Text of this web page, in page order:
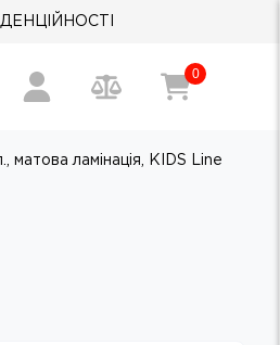
0
ламінація, KIDS Line